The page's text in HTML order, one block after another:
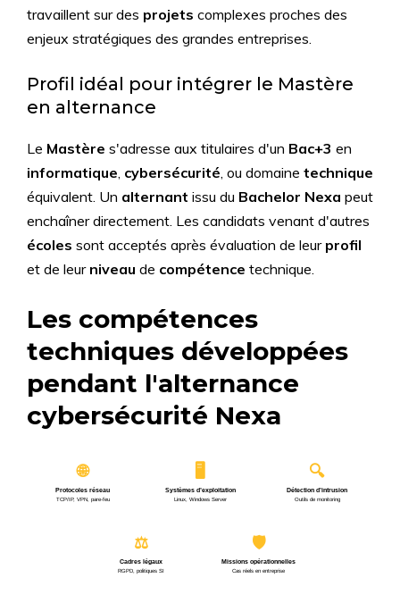
travaillent sur des projets complexes proches des
enjeux stratégiques des grandes entreprises.
Profil idéal pour intégrer le Mastère
en alternance
Le Mastère s'adresse aux titulaires d'un Bac+3 en
informatique cybersécurité , ou domaine technique
équivalent. Un alternant issu du Bachelor Nexa peut
enchaîner directement. Les candidats venant d'autres
écoles sont acceptés après évaluation de leur profil
et de leur niveau de compétence technique.
Les compétences
techniques développées
pendant l'alternance
cybersécurité Nexa
🌐
Protocoles réseau
TCP/IP, VPN, pare-feu
🖥
Systèmes d’exploitation
Linux, Windows Server
🔍
Détection d’intrusion
Outils de monitoring
⚖
Cadres légaux
RGPD, politiques SI
🛡
Missions opérationnelles
Cas réels en entreprise